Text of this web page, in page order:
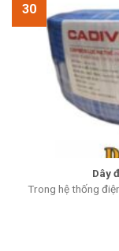
Dây
Trong hệ thống
30